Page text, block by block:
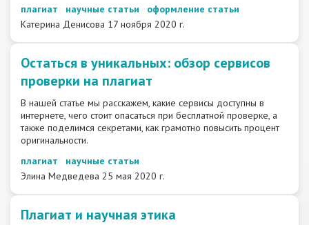
плагиат
научные статьи
оформление статьи
Катерина Денисова 17 ноября 2020 г.
Остаться в уникальных: обзор сервисов
проверки на плагиат
В нашей статье мы расскажем, какие сервисы доступны в
интернете, чего стоит опасаться при бесплатной проверке, а
также поделимся секретами, как грамотно повысить процент
оригинальности.
плагиат
научные статьи
Элина Медведева 25 мая 2020 г.
​Плагиат и научная этика